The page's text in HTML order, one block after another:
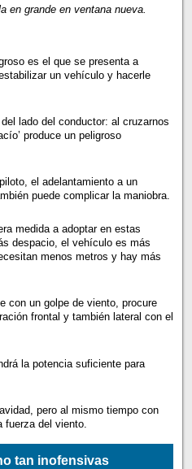
en grande en ventana nueva.
es el que se presenta a
un vehículo y hacerle
lado del conductor: al cruzarnos
produce un peligroso
el adelantamiento a un
puede complicar la maniobra.
medida a adoptar en estas
despacio, el vehículo es más
menos metros y hay más
con un golpe de viento, procure
frontal y también lateral con el
la potencia suficiente para
pero al mismo tiempo con
fuerza del viento.
tan inofensivas